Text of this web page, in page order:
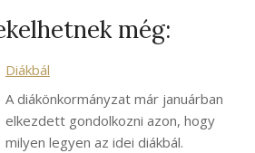
még:
Diákbál
A diákönkormányzat már januárban
elkezdett gondolkozni azon, hogy
milyen legyen az idei diákbál.